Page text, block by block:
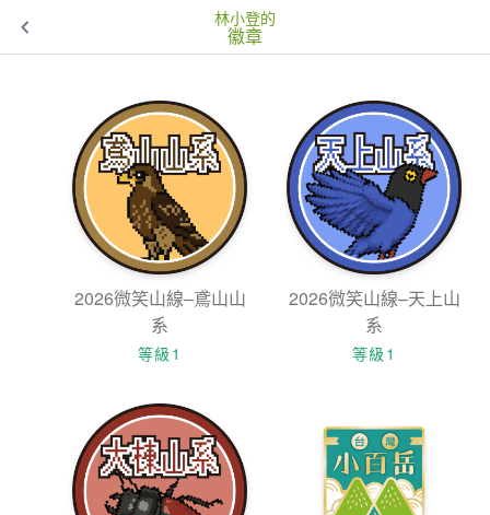
林小登的
徽章
2026微笑山線–鳶山山
系
等級1
2026微笑山線–天上山
系
等級1